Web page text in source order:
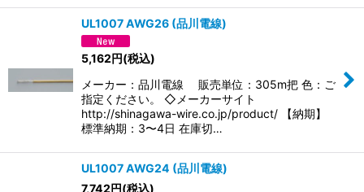
UL1007 AWG26 (品川電線)
5,162円(税込)
メーカー：品川電線 販売単位：305m把 色：ご
指定ください。 ◇メーカーサイト
http://shinagawa-wire.co.jp/product/ 【納期】
標準納期：3〜4日 在庫切…
UL1007 AWG24 (品川電線)
7,742円(税込)